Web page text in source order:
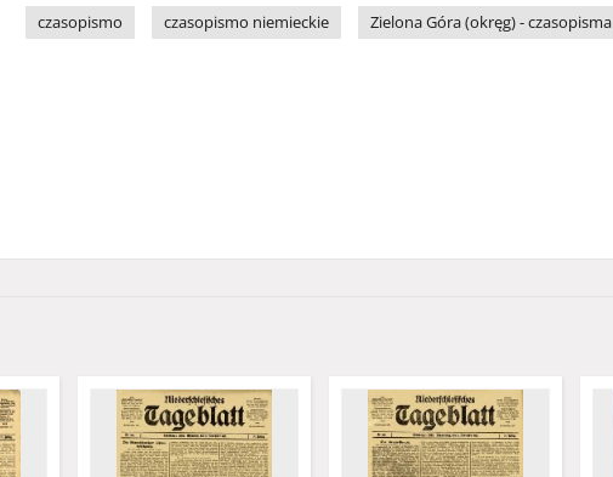
czasopismo
czasopismo niemieckie Zielona Góra (okręg) - czasopisma